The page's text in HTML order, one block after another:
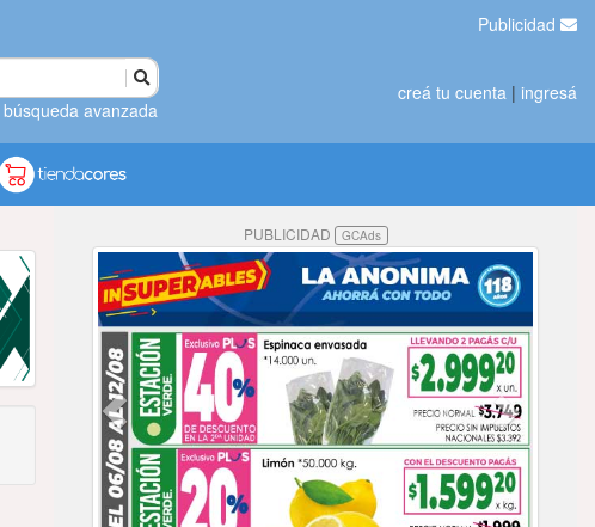
búsqueda avanzada
Publicidad
creá tu cuenta | ingresá
PUBLICIDAD GCAds